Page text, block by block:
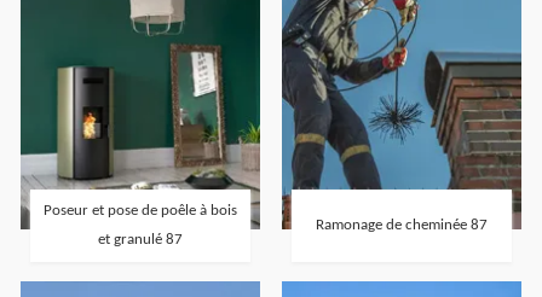
Poseur et pose de poêle à bois
et granulé 87
Ramonage de cheminée 87